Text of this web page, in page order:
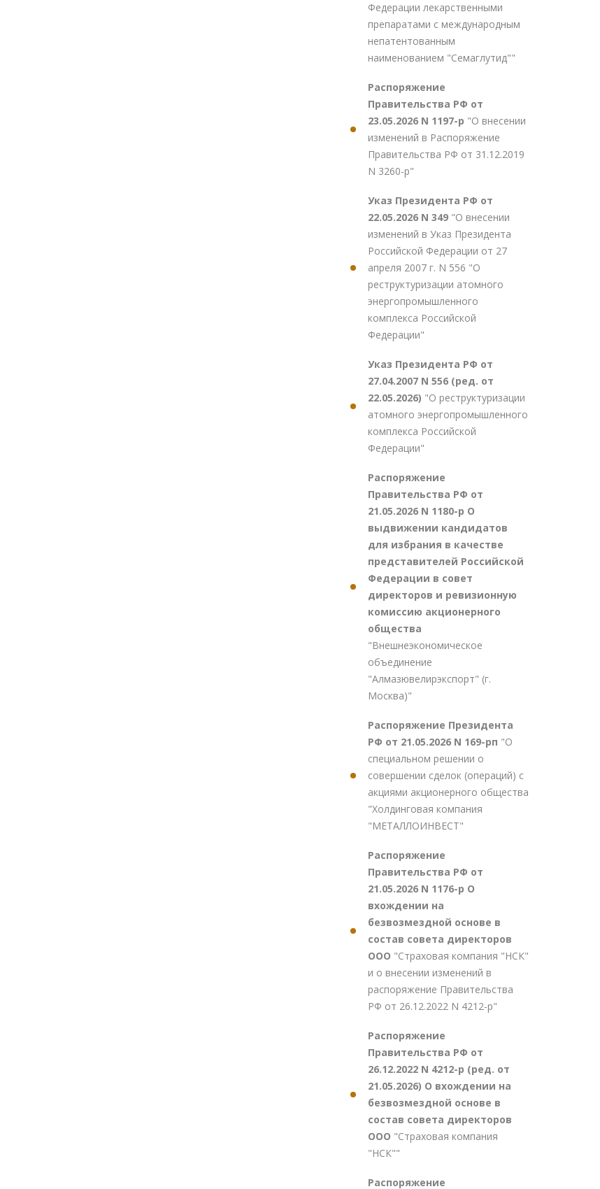
Федерации лекарственными
препаратами с международным
непатентованным
наименованием "Семаглутид""
Распоряжение
Правительства РФ от
23.05.2026 N 1197-р "О внесении
изменений в Распоряжение
Правительства РФ от 31.12.2019
N 3260-р"
Указ Президента РФ от
22.05.2026 N 349 "О внесении
изменений в Указ Президента
Российской Федерации от 27
апреля 2007 г. N 556 "О
реструктуризации атомного
энергопромышленного
комплекса Российской
Федерации"
Указ Президента РФ от
27.04.2007 N 556 (ред. от
22.05.2026) "О реструктуризации
атомного энергопромышленного
комплекса Российской
Федерации"
Распоряжение
Правительства РФ от
21.05.2026 N 1180-р О
выдвижении кандидатов
для избрания в качестве
представителей Российской
Федерации в совет
директоров и ревизионную
комиссию акционерного
общества
"Внешнеэкономическое
объединение
"Алмазювелирэкспорт" (г.
Москва)"
Распоряжение Президента
РФ от 21.05.2026 N 169-рп "О
специальном решении о
совершении сделок (операций) с
акциями акционерного общества
"Холдинговая компания
"МЕТАЛЛОИНВЕСТ"
Распоряжение
Правительства РФ от
21.05.2026 N 1176-р О
вхождении на
безвозмездной основе в
состав совета директоров
ООО "Страховая компания "НСК"
и о внесении изменений в
распоряжение Правительства
РФ от 26.12.2022 N 4212-р"
Распоряжение
Правительства РФ от
26.12.2022 N 4212-р (ред. от
21.05.2026) О вхождении на
безвозмездной основе в
состав совета директоров
ООО "Страховая компания
"НСК""
Распоряжение